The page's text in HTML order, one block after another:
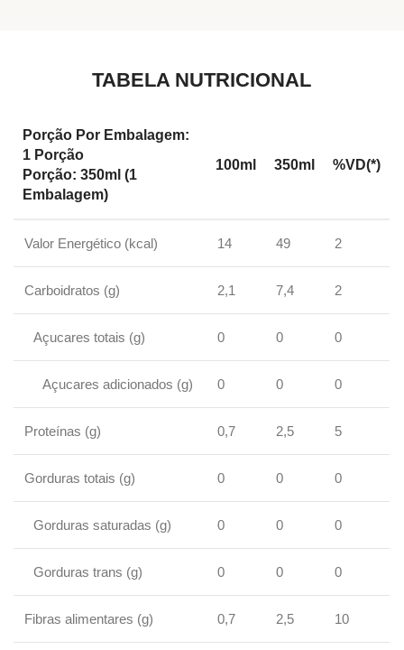
TABELA NUTRICIONAL
Porção Por Embalagem:
1 Porção
Porção: 350ml (1
Embalagem)
100ml 350ml %VD(*)
Valor Energético (kcal) 14 49 2
Carboidratos (g) 2,1 7,4 2
Açucares totais (g) 0 0 0
Açucares adicionados (g) 0 0 0
Proteínas (g) 0,7 2,5 5
Gorduras totais (g) 0 0 0
Gorduras saturadas (g) 0 0 0
Gorduras trans (g) 0 0 0
Fibras alimentares (g) 0,7 2,5 10